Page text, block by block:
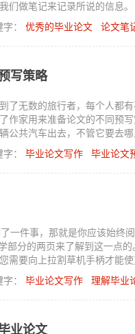
做笔记来记录所说的信息。
字： 优秀的毕业论文 论文笔
写策略
了无数的旅行者，每个人都
作家用来准备论文的不同预
公共汽车出去，不管它要去
我的妈妈”。现在，当“我的
里吃饭、睡觉和小便。显然
略可以为你的下一篇文章做
字： 毕业论文写作 毕业论文
一件事，那就是你应该始终
部分的两页来了解到这一点
需要向上拉割草机手柄才能
字： 毕业论文写作 理解毕业
业论文